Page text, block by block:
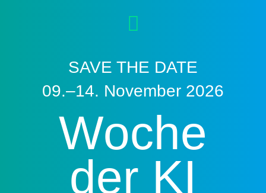
SAVE THE DATE
09.–14. November 2026
Woche
der KI